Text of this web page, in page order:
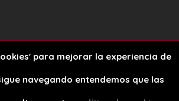
para mejorar la experiencia de
navegando entendemos que las